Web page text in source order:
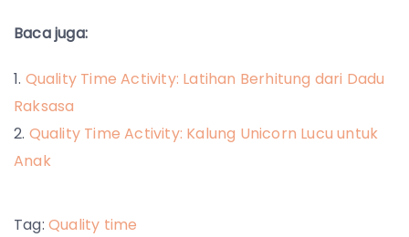
Baca juga:
Quality Time Activity: Latihan Berhitung dari Dadu
Raksasa
Quality Time Activity: Kalung Unicorn Lucu untuk
Anak
Tag: Quality time